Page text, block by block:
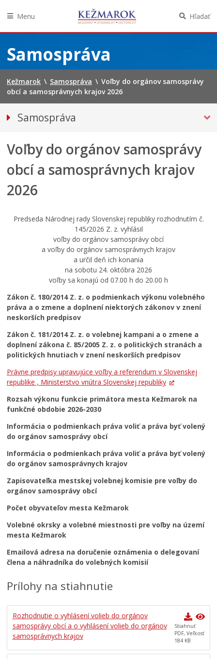
obsah
Menu Hľadať
Samospráva
Kežmarok \ Samospráva \ Voľby do orgánov samosprávy
obcí a samosprávnych krajov 2026
Samospráva
Mestské zastupiteľstvo
Mestská polícia
Mestská školská rada
Elektronická verejná správa
Všeobecne záväzné nariadenia
Územné plánovanie
Organizácie
Oznamy mesta
Transparentné mesto
Geo informačný systém – Kežmarok
Tlačové správy
Ocenenie mesta
Investície a rekonštrukcie
VOĽBY DO ORGÁNOV SAMOSPRÁVY OBCÍ A
SAMOSPRÁVNYCH KRAJOV 2026
Voľby do orgánov samosprávy
obcí a samosprávnych krajov
2026
Predseda Národnej rady Slovenskej republiky rozhodnutím č.
145/2026 Z. z. vyhlásil
voľby do orgánov samosprávy obcí
a voľby do orgánov samosprávnych krajov
a určil deň ich konania
na sobotu 24. októbra 2026
voľby sa konajú od 07.00 h do 20.00 h
Zákon č. 180/2014 Z. z. o podmienkach výkonu volebného
práva a o zmene a doplnení niektorých zákonov v znení
neskorších predpisov
Zákon č. 181/2014 Z. z. o volebnej kampani a o zmene a
doplnení zákona č. 85/2005 Z. z. o politických stranách a
politických hnutiach v znení neskorších predpisov
Právne predpisy upravujúce voľby a referendum v Slovenskej
republike , Ministerstvo vnútra Slovenskej republiky
Rozsah výkonu funkcie primátora mesta Kežmarok na
funkčné obdobie 2026-2030
Informácia o podmienkach práva voliť a práva byť volený
do orgánov samosprávy obcí
Informácia o podmienkach práva voliť a práva byť volený
do orgánov samosprávnych krajov
Zapisovateľka mestskej volebnej komisie pre voľby do
orgánov samosprávy obcí
Počet obyvateľov mesta Kežmarok
Volebné okrsky a volebné miestnosti pre voľby na území
mesta Kežmarok
Emailová adresa na doručenie oznámenia o delegovaní
člena a náhradníka do volebných komisií
Prílohy na stiahnutie
Rozhodnutie o vyhlásení volieb do orgánov
samosprávy obcí a o vyhlásení volieb do orgánov
samosprávnych krajov
Stiahnuť
PDF, Veľkosť
184 KB